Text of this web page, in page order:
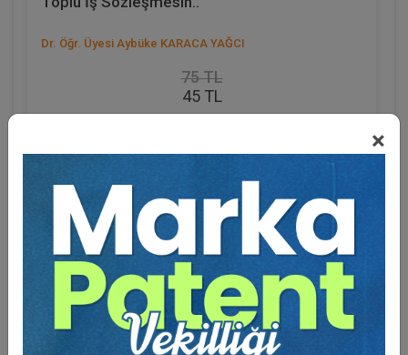
×
Dr. Öğr. Üyesi Aybüke KARACA YAĞCI
75 TL
45 TL
Eğitmen Hakkında
Sosyal Medya